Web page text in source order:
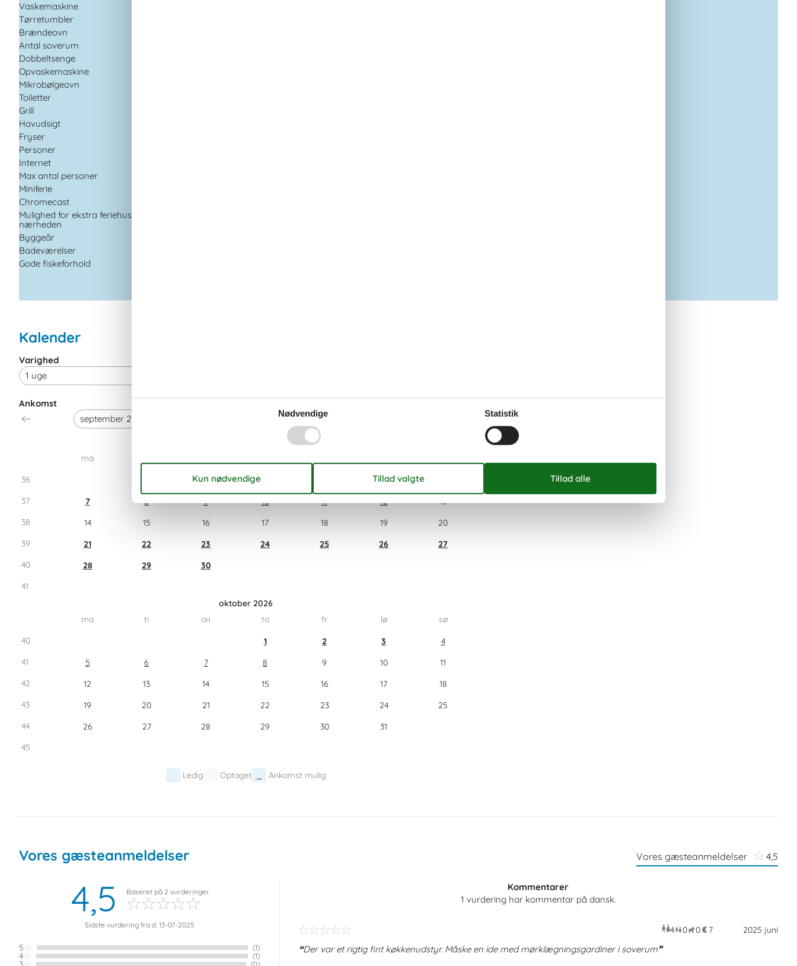
Vaskemaskine
Tørretumbler
Brændeovn
Antal soverum
Dobbeltsenge
Opvaskemaskine
Mikrobølgeovn
Toiletter
Grill
Havudsigt
Fryser
Personer
Internet
Max antal personer
Miniferie
Chromecast
Mulighed for ekstra feriehuse i
nærheden
Byggeår
Badeværelser
Gode fiskeforhold
Kalender
Ankomst
ma
36
2 5
37
7 8 9 10 11 12
13
38
14 15 16 17 18 19
20
39
21 22 23 24 25 26
27
40
28 29
30
41
oktober 2026
ma
ti on to fr lø
sø
40
1 2 3
4
41
5 6 7 8 9 10
11
42
12 13 14 15 16 17
18
43
19 20 21 22 23 24
25
44
26 27 28 29 30
31
45
Ledig Optaget Ankomst mulig
Varighed
Vores gæsteanmeldelser Vores gæsteanmeldelser 4,5
4,5 Baseret på 2 vurderinger
Sidste vurdering fra d. 13-07-2025
5 (1)
4 (1)
(0)
Kommentarer
1 vurdering har kommentar på dansk.
4 voksne
0 børn
0 husdyr
7 2025 juni
Der var et rigtig fint køkkenudstyr. Måske en ide med mørklægningsgardiner i soverum
Nødvendige Statistik